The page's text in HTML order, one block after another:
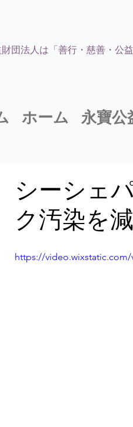
団法人は「善行・慈善・公
ホーム 永寶公
シーシェ
ク汚染を
https://video.wixstatic.com/